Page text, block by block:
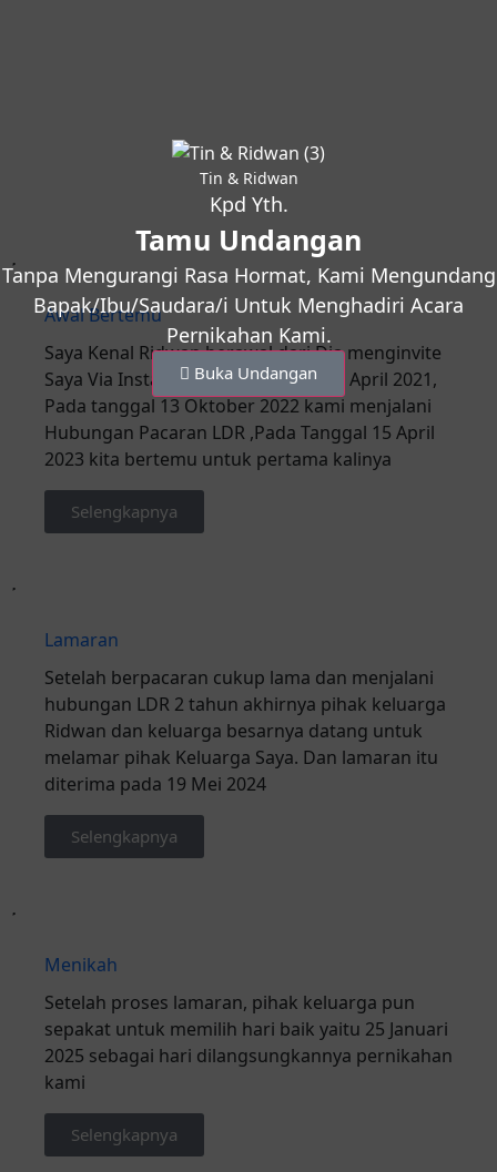
Tin & Ridwan
Kpd Yth.
Tamu Undangan
Tanpa Mengurangi Rasa Hormat, Kami Mengundang
Bapak/Ibu/Saudara/i Untuk Menghadiri Acara
Pernikahan Kami.
Buka Undangan
Awal Bertemu
Saya Kenal Ridwan berawal dari Dia menginvite
Saya Via Instagram pada tanggal 10 April 2021,
Pada tanggal 13 Oktober 2022 kami menjalani
Hubungan Pacaran LDR ,Pada Tanggal 15 April
2023 kita bertemu untuk pertama kalinya
Selengkapnya
Lamaran
Setelah berpacaran cukup lama dan menjalani
hubungan LDR 2 tahun akhirnya pihak keluarga
Ridwan dan keluarga besarnya datang untuk
melamar pihak Keluarga Saya. Dan lamaran itu
diterima pada 19 Mei 2024
Selengkapnya
Menikah
Setelah proses lamaran, pihak keluarga pun
sepakat untuk memilih hari baik yaitu 25 Januari
2025 sebagai hari dilangsungkannya pernikahan
kami
Selengkapnya